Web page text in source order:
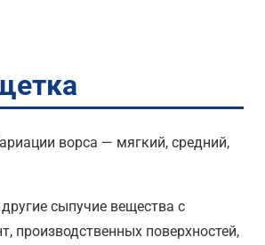
ворса — мягкий, средний,
сыпучие вещества с
производственных поверхностей,